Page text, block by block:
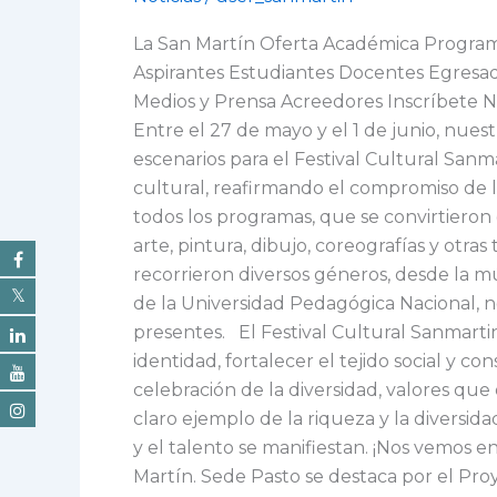
La San Martín Oferta Académica
Aspirantes Estudiantes Docentes
Medios y Prensa Acreedores Inscríbete
Entre el 27 de mayo y el 1 de junio,
escenarios para el Festival Cultural
cultural, reafirmando el compromiso de
todos los programas, que se
arte, pintura, dibujo, coreografías y
recorrieron diversos géneros, desde la
de la Universidad Pedagógica
presentes. El Festival Cultural
identidad, fortalecer el tejido social y
celebración de la diversidad, valores
claro ejemplo de la riqueza y la
y el talento se manifiestan. ¡Nos vemos
Martín. Sede Pasto se destaca por el
nos
cautivó
con
su
ritmo
y
color!